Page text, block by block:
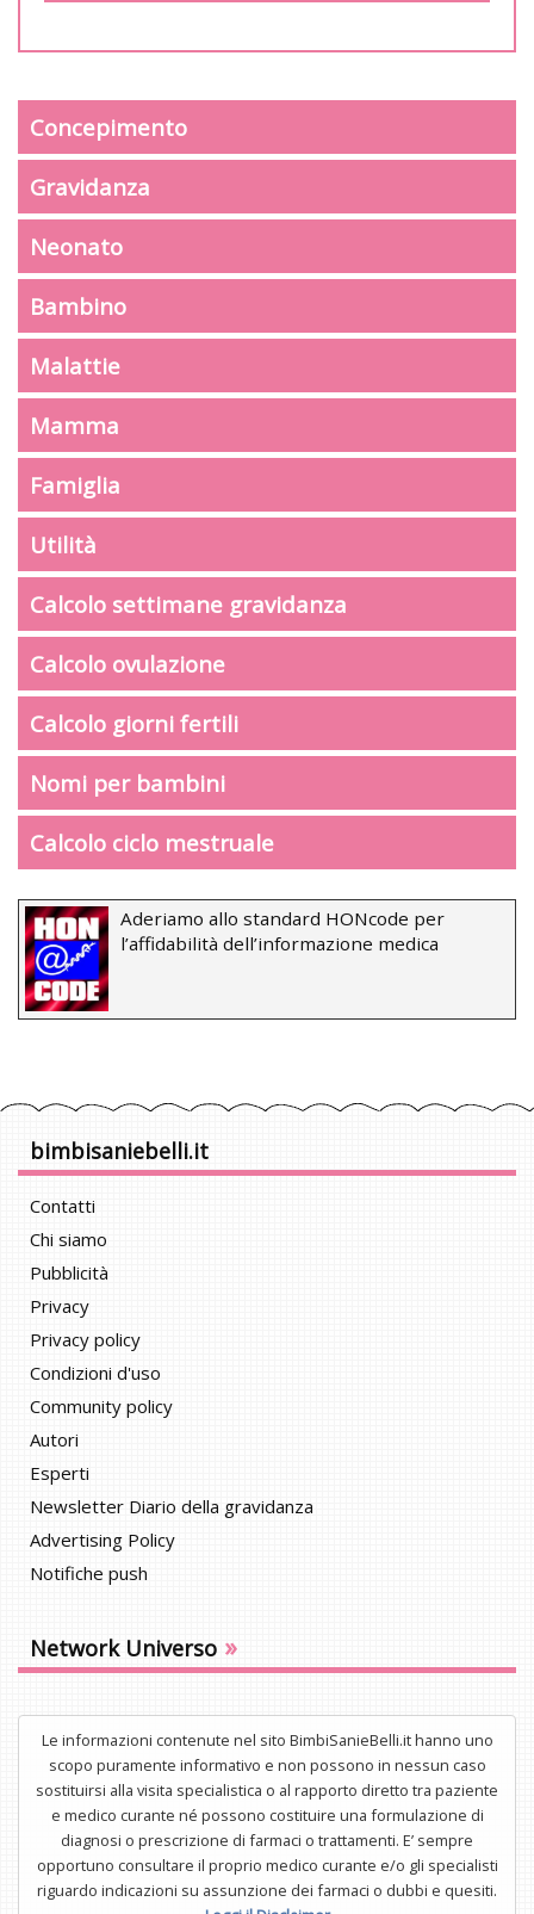
Concepimento
Gravidanza
Neonato
Bambino
Malattie
Mamma
Famiglia
Utilità
Calcolo settimane gravidanza
Calcolo ovulazione
Calcolo giorni fertili
Nomi per bambini
Calcolo ciclo mestruale
Aderiamo allo standard HONcode per
l’affidabilità dell’informazione medica
bimbisaniebelli.it
Contatti
Chi siamo
Pubblicità
Privacy
Privacy policy
Condizioni d'uso
Community policy
Autori
Esperti
Newsletter Diario della gravidanza
Advertising Policy
Notifiche push
Network Universo »
Le informazioni contenute nel sito BimbiSanieBelli.it hanno uno
scopo puramente informativo e non possono in nessun caso
sostituirsi alla visita specialistica o al rapporto diretto tra paziente
e medico curante né possono costituire una formulazione di
diagnosi o prescrizione di farmaci o trattamenti. E’ sempre
opportuno consultare il proprio medico curante e/o gli specialisti
riguardo indicazioni su assunzione dei farmaci o dubbi e quesiti.